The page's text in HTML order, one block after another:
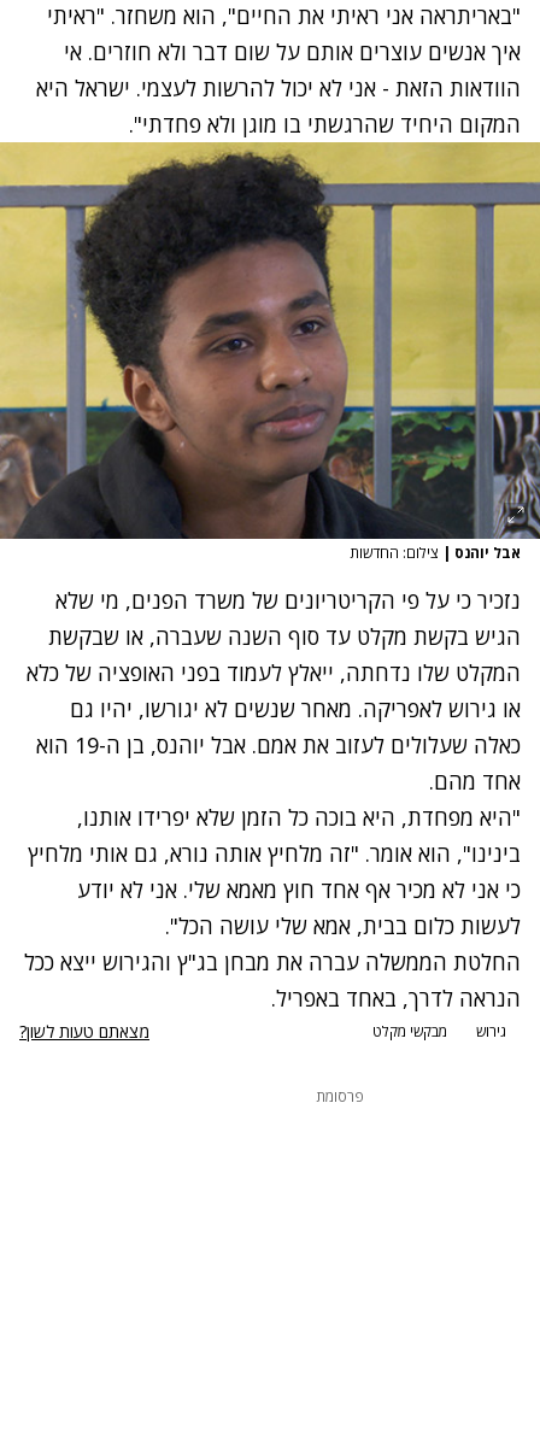
"באריתראה אני ראיתי את החיים", הוא משחזר. "ראיתי
איך אנשים עוצרים אותם על שום דבר ולא חוזרים. אי
הוודאות הזאת - אני לא יכול להרשות לעצמי. ישראל היא
המקום היחיד שהרגשתי בו מוגן ולא פחדתי".
אבל יוהנס | צילום: החדשות
נזכיר כי על פי הקריטריונים של משרד הפנים, מי שלא
הגיש בקשת מקלט עד סוף השנה שעברה, או שבקשת
המקלט שלו נדחתה, ייאלץ לעמוד בפני האופציה של כלא
או גירוש לאפריקה. מאחר שנשים לא יגורשו, יהיו גם
כאלה שעלולים לעזוב את אמם. אבל יוהנס, בן ה-19 הוא
אחד מהם.
"היא מפחדת, היא בוכה כל הזמן שלא יפרידו אותנו,
בינינו", הוא אומר. "זה מלחיץ אותה נורא, גם אותי מלחיץ
כי אני לא מכיר אף אחד חוץ מאמא שלי. אני לא יודע
לעשות כלום בבית, אמא שלי עושה הכל".
החלטת הממשלה עברה את מבחן בג"ץ והגירוש ייצא ככל
הנראה לדרך, באחד באפריל.
גירוש מבקשי מקלט מצאתם טעות לשון?
פרסומת